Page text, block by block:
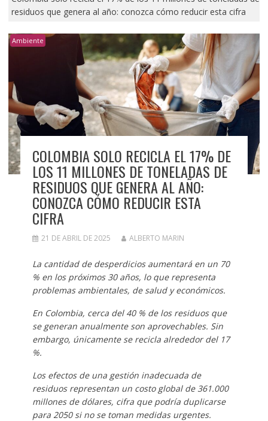
residuos que genera al año: conozca cómo reducir esta cifra
Ambiente
COLOMBIA SOLO RECICLA EL 17% DE
LOS 11 MILLONES DE TONELADAS DE
RESIDUOS QUE GENERA AL AÑO:
CONOZCA CÓMO REDUCIR ESTA
CIFRA
21 DE ABRIL DE 2025 ALBERTO MARIN
La cantidad de desperdicios aumentará en un 70
% en los próximos 30 años, lo que representa
problemas ambientales, de salud y económicos.
En Colombia, cerca del 40 % de los residuos que
se generan anualmente son aprovechables. Sin
embargo, únicamente se recicla alrededor del 17
%.
Los efectos de una gestión inadecuada de
residuos representan un costo global de 361.000
millones de dólares, cifra que podría duplicarse
para 2050 si no se toman medidas urgentes.